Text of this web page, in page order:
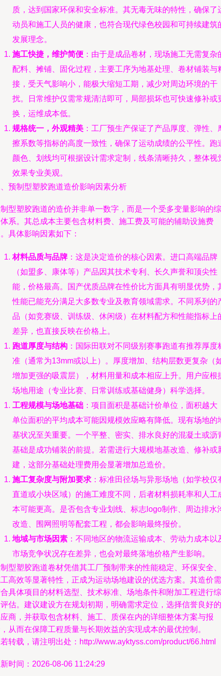
质，达到国家环保和安全标准。其无毒无味的特性，确保了
动员和施工人员的健康，也符合现代绿色校园和可持续建筑
发展理念。
施工快捷，维护简便 ：由于是成品卷材，现场施工无需复杂
配料、摊铺、固化过程，主要工序为地基处理、卷材铺装与
接，受天气影响小，能极大缩短工期，减少对周边环境的干
扰。日常维护仅需常规清洁即可，局部损坏也可快速修补或
换，运维成本低。
规格统一，外观精美 ：工厂预生产保证了产品厚度、弹性、
擦系数等指标的高度一致性，确保了运动成绩的公平性。跑
颜色、划线均可根据设计需求定制，线条清晰持久，整体视
效果专业美观。
预制型塑胶跑道造价影响因素分析
型塑胶跑道的造价并非单一数字，而是一个受多变量影响的综
系。其总成本主要包含材料费、施工费及可能的辅助设施费
具体影响因素如下：
材料品质与品牌 ：这是决定造价的核心因素。进口高端品牌
（如盟多、康体等）产品因其技术专利、长久声誉和顶尖性
能，价格最高。国产优质品牌在性价比方面具有明显优势，
性能已能充分满足大多数专业及教育领域需求。不同系列的
品（如竞赛级、训练级、休闲级）在材料配方和性能指标上
差异，也直接反映在价格上。
跑道厚度与结构 ：国际田联对不同级别赛事跑道有推荐厚度
准（通常为13mm或以上）。厚度增加、结构层数更复杂（
增加更强的吸震层），材料用量和成本相应上升。用户应根
场地用途（专业比赛、日常训练或基础健身）科学选择。
工程规模与场地基础 ：项目面积是基础计价单位，面积越大
单位面积的平均成本可能因规模效应略有降低。现有场地的
基状况至关重要。一个平整、密实、排水良好的混凝土或沥
基础是成功铺装的前提。若需进行大规模地基改造、修补或
建，这部分基础处理费用会显著增加总造价。
施工复杂度与附加要求 ：标准田径场与异形场地（如学校仅
直道或小块区域）的施工难度不同，后者材料损耗率和人工
本可能更高。是否包含专业划线、标志logo制作、周边排水
改造、围网照明等配套工程，都会影响最终报价。
地域与市场因素 ：不同地区的物流运输成本、劳动力成本以
市场竞争状况存在差异，也会对最终落地价格产生影响。
型塑胶跑道卷材凭借其工厂预制带来的性能稳定、环保安全、
高效等显著特性，正成为运动场地建设的优选方案。其造价需
具体项目的材料选型、技术标准、场地条件和附加工程进行综
估。建议建设方在规划初期，明确需求定位，选择信誉良好的
商，并获取包含材料、施工、质保在内的详细整体方案与报
从而在保障工程质量与长期效益的实现成本的最优控制。
转载，请注明出处：http://www.ayktyss.com/product/66.html
时间：2026-08-06 11:24:29